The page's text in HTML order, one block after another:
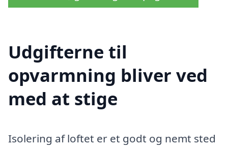
Udgifterne til
opvarmning bliver ved
med at stige
Isolering af loftet er et godt og nemt sted